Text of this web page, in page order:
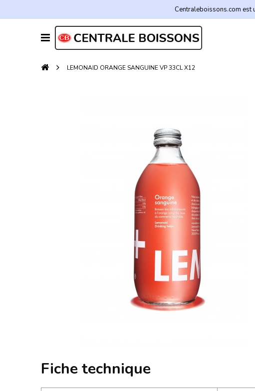
Centraleboissons.com est
LEMONAID ORANGE SANGUINE VP 33CL X12
Fiche technique